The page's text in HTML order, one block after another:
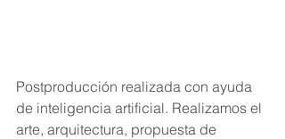
Postproducción realizada con ayuda
de inteligencia artificial. Realizamos el
arte, arquitectura, propuesta de